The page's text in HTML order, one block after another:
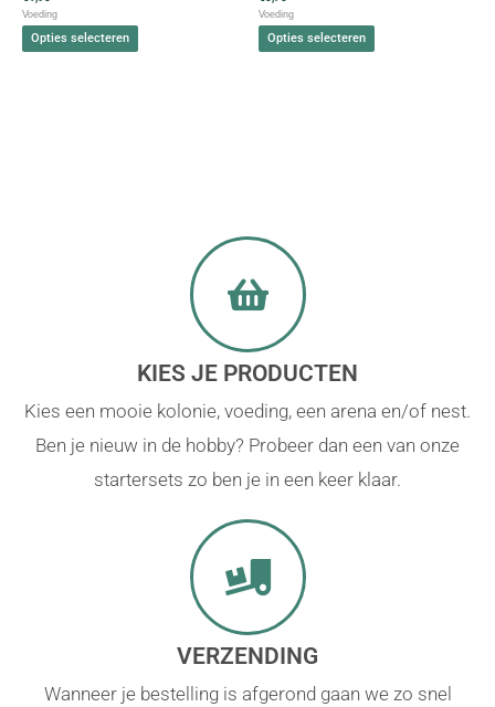
Voeding
Opties selecteren
Voeding
Opties selecteren
KIES JE PRODUCTEN
Kies een mooie kolonie, voeding, een arena en/of nest.
Ben je nieuw in de hobby? Probeer dan een van onze
startersets zo ben je in een keer klaar.
VERZENDING
Wanneer je bestelling is afgerond gaan we zo snel